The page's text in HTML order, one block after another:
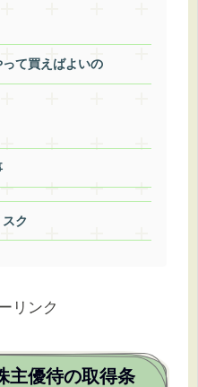
て買えばよいの
ク
リンク
主優待の取得条